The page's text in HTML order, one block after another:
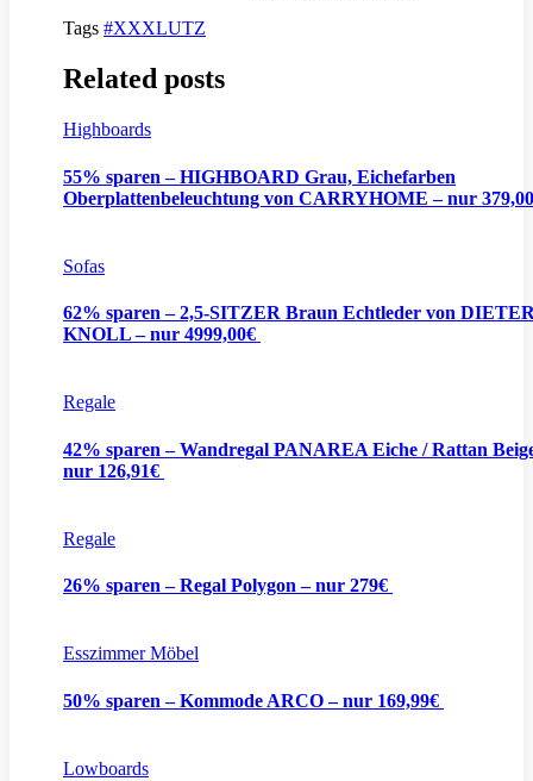
Tags #XXXLUTZ
Related posts
Highboards
55% sparen – HIGHBOARD Grau, Eichefarben
Oberplattenbeleuchtung von CARRYHOME – nur
Sofas
62% sparen – 2,5-SITZER Braun Echtleder von
KNOLL – nur 4999,00€
Regale
42% sparen – Wandregal PANAREA Eiche / Rattan
nur 126,91€
Regale
26% sparen – Regal Polygon – nur 279€
Esszimmer Möbel
50% sparen – Kommode ARCO – nur 169,99€
Lowboards